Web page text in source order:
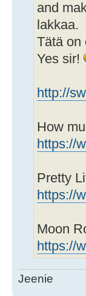
and
lakkaa.
Tätä on
Yes sir!
http://
How
https://
Pretty
https://
Moon
https://
Jeenie